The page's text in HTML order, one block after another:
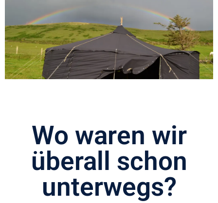
Wo waren wir
überall schon
unterwegs?